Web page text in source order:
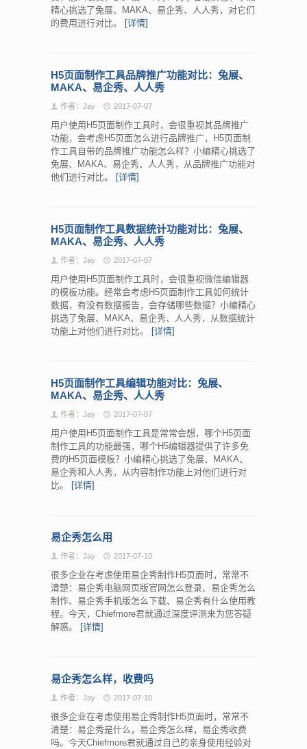
精心挑选了兔展、MAKA、易企秀、人人秀，对它们
的费用进行对比。
[详情]
H5页面制作工具品牌推广功能对比：兔展、
MAKA、易企秀、人人秀
作者：Jay 2017-07-07
用户使用H5页面制作工具时，会很重视其品牌推广
功能，会考虑H5页面怎么进行品牌推广，H5页面制
作工具自带的品牌推广功能怎么样？小编精心挑选了
兔展、MAKA、易企秀、人人秀，从品牌推广功能对
他们进行对比。
[详情]
H5页面制作工具数据统计功能对比：兔展、
MAKA、易企秀、人人秀
作者：Jay 2017-07-07
用户使用H5页面制作工具时，会很重视微信编辑器
的模板功能。经常会考虑H5页面制作工具如何统计
数据，有没有数据报告，会存储哪些数据？小编精心
挑选了兔展、MAKA、易企秀、人人秀，从数据统计
功能上对他们进行对比。
[详情]
H5页面制作工具编辑功能对比：兔展、
MAKA、易企秀、人人秀
作者：Jay 2017-07-07
用户使用H5页面制作工具是常常会想，哪个H5页面
制作工具的功能最强，哪个H5编辑器提供了许多免
费的H5页面模板？小编精心挑选了兔展、MAKA、
易企秀和人人秀，从内容制作功能上对他们进行对
比。
[详情]
易企秀怎么用
作者：Jay 2017-07-10
很多企业在考虑使用易企秀制作H5页面时，常常不
清楚：易企秀电脑网页版官网怎么登录、易企秀怎么
制作、易企秀手机版怎么下载、易企秀有什么使用教
程。今天，Chiefmore君就通过深度评测来为您答疑
解惑。
[详情]
易企秀怎么样，收费吗
作者：Jay 2017-07-10
很多企业在考虑使用易企秀制作H5页面时，常常不
清楚：易企秀是什么，易企秀怎么样，易企秀收费
吗。今天Chiefmore君就通过自己的亲身使用经验对